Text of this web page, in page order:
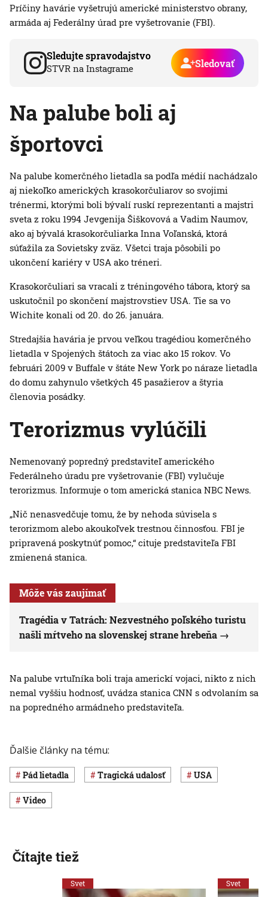
Príčiny havárie vyšetrujú americké ministerstvo obrany,
armáda aj Federálny úrad pre vyšetrovanie (FBI).
Sledujte spravodajstvo
STVR na Instagrame Sledovať
Na palube boli aj
športovci
Na palube komerčného lietadla sa podľa médií nachádzalo
aj niekoľko amerických krasokorčuliarov so svojimi
trénermi, ktorými boli bývalí ruskí reprezentanti a majstri
sveta z roku 1994 Jevgenija Šiškovová a Vadim Naumov,
ako aj bývalá krasokorčuliarka Inna Voľanská, ktorá
súťažila za Sovietsky zväz. Všetci traja pôsobili po
ukončení kariéry v USA ako tréneri.
Krasokorčuliari sa vracali z tréningového tábora, ktorý sa
uskutočnil po skončení majstrovstiev USA. Tie sa vo
Wichite konali od 20. do 26. januára.
Stredajšia havária je prvou veľkou tragédiou komerčného
lietadla v Spojených štátoch za viac ako 15 rokov. Vo
februári 2009 v Buffale v štáte New York po náraze lietadla
do domu zahynulo všetkých 45 pasažierov a štyria
členovia posádky.
Terorizmus vylúčili
Nemenovaný popredný predstaviteľ amerického
Federálneho úradu pre vyšetrovanie (FBI) vylučuje
terorizmus. Informuje o tom americká stanica NBC News.
„Nič nenasvedčuje tomu, že by nehoda súvisela s
terorizmom alebo akoukoľvek trestnou činnosťou. FBI je
pripravená poskytnúť pomoc,“ cituje predstaviteľa FBI
zmienená stanica.
Môže vás zaujímať
Tragédia v Tatrách: Nezvestného poľského turistu
našli mŕtveho na slovenskej strane hrebeňa
Na palube vrtuľníka boli traja americkí vojaci, nikto z nich
nemal vyššiu hodnosť, uvádza stanica CNN s odvolaním sa
na popredného armádneho predstaviteľa.
Ďalšie články na tému:
pád lietadla Tragická udalosť USA
Video
Čítajte tiež
Svet Svet